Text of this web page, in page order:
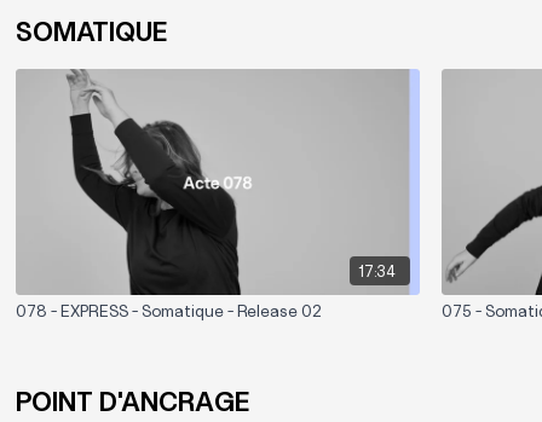
SOMATIQUE
17:34
078 - EXPRESS - Somatique - Release 02 075 -
POINT D'ANCRAGE